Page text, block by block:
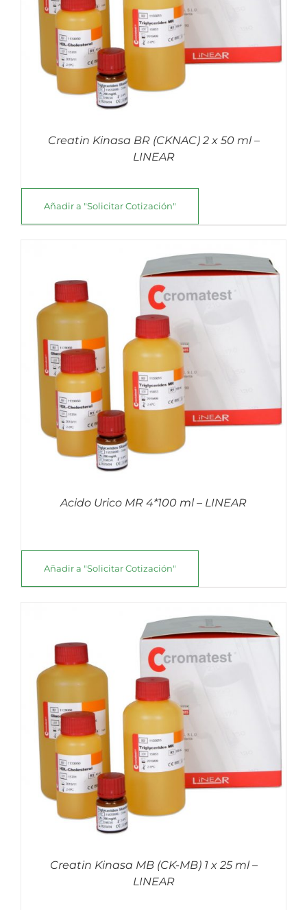
Creatin Kinasa BR (CKNAC) 2 x 50 ml –
LINEAR
Añadir a "Solicitar Cotización"
Acido Urico MR 4*100 ml – LINEAR
Añadir a "Solicitar Cotización"
Creatin Kinasa MB (CK-MB) 1 x 25 ml –
LINEAR